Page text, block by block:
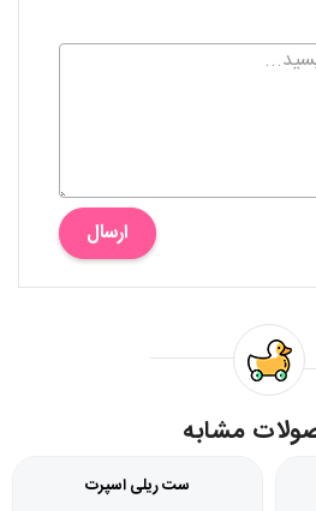
ارسال
مشابه
ست ریلی اسپرت